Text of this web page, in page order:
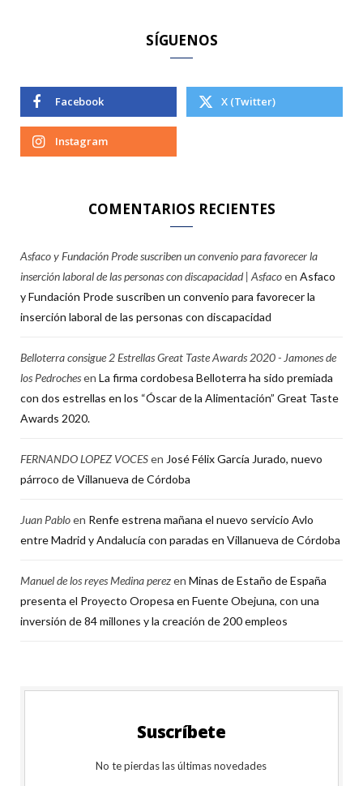
SÍGUENOS
Facebook X (Twitter)
Instagram
COMENTARIOS RECIENTES
Asfaco y Fundación Prode suscriben un convenio para favorecer la
inserción laboral de las personas con discapacidad | Asfacoen Asfaco
y Fundación Prode suscriben un convenio para favorecer la
inserción laboral de las personas con discapacidad
Belloterra consigue 2 Estrellas Great Taste Awards 2020 - Jamones de
los Pedrochesen La firma cordobesa Belloterra ha sido premiada
con dos estrellas en los “Óscar de la Alimentación” Great Taste
Awards 2020.
FERNANDO LOPEZ VOCESen José Félix García Jurado, nuevo
párroco de Villanueva de Córdoba
Juan Pabloen Renfe estrena mañana el nuevo servicio Avlo
entre Madrid y Andalucía con paradas en Villanueva de Córdoba
Manuel de los reyes Medina perezen Minas de Estaño de España
presenta el Proyecto Oropesa en Fuente Obejuna, con una
inversión de 84 millones y la creación de 200 empleos
Suscríbete
No te pierdas las últimas novedades